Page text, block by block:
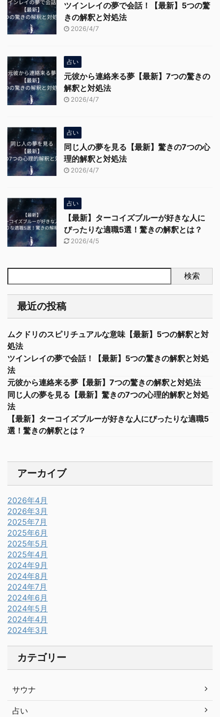
ツインレイの夢で会話！【最新】5つの驚
きの解釈と対処法
2026/4/7
占い
元彼から連絡来る夢【最新】7つの驚きの
解釈と対処法
2026/4/7
占い
同じ人の夢を見る【最新】驚きの7つの心
理的解釈と対処法
2026/4/7
占い
【最新】ターコイズブルーが好きな人に
ぴったりな適職5選！驚きの解釈とは？
2026/4/5
検索
最近の投稿
ムクドリのスピリチュアルな意味【最新】5つの解釈と対
処法
ツインレイの夢で会話！【最新】5つの驚きの解釈と対処
法
元彼から連絡来る夢【最新】7つの驚きの解釈と対処法
同じ人の夢を見る【最新】驚きの7つの心理的解釈と対処
法
【最新】ターコイズブルーが好きな人にぴったりな適職5
選！驚きの解釈とは？
アーカイブ
2026年4月
2026年3月
2025年7月
2025年6月
2025年5月
2025年4月
2024年9月
2024年8月
2024年7月
2024年6月
2024年5月
2024年4月
2024年3月
カテゴリー
サウナ
占い